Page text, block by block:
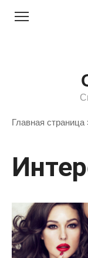
Главная страница